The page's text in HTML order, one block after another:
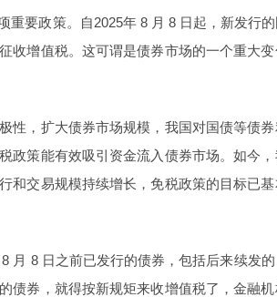
重要政策。自2025年 8 月 8 日起，新发行
收增值税。这可谓是债券市场的一个重大
性，扩大债券市场规模，我国对国债等债
政策能有效吸引资金流入债券市场。如今
和交易规模持续增长，免税政策的目标已
8 月 8 日之前已发行的债券，包括后来续发
债券，就得按新规矩来收增值税了，金融